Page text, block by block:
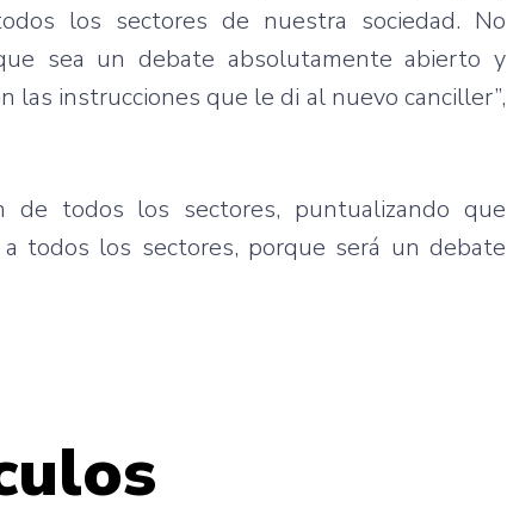
los sectores de nuestra sociedad. No
sea un debate absolutamente abierto y
las instrucciones que le di al nuevo canciller”,
de todos los sectores, puntualizando que
todos los sectores, porque será un debate